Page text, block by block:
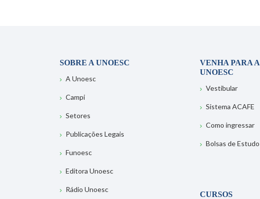
SOBRE A UNOESC
A Unoesc
Campi
Setores
Publicações Legais
Funoesc
Editora Unoesc
Rádio Unoesc
VENHA PARA A
UNOESC
Vestibular
Sistema ACAFE
Como ingressar
Bolsas de Estudo
CURSOS